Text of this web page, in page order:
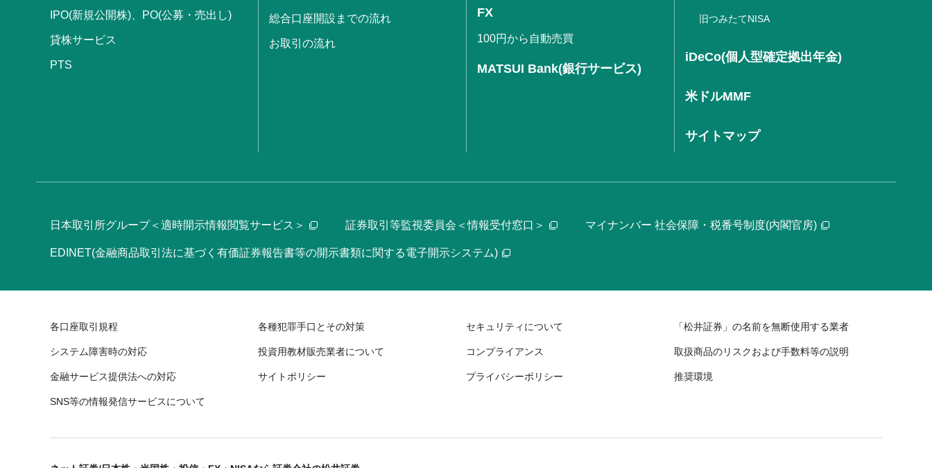
IPO(新規公開株)、PO(公募・売出し)
貸株サービス
PTS
総合口座開設までの流れ
お取引の流れ
FX
100円から自動売買
MATSUI Bank(銀行サービス)
旧つみたてNISA
iDeCo(個人型確定拠出年金)
米ドルMMF
サイトマップ
日本取引所グループ＜適時開示情報閲覧サービス＞ 証券取引等監視委員会＜情報受付窓口＞ マイナンバー 社会保障・税番号制度(内閣官房)
EDINET(金融商品取引法に基づく有価証券報告書等の開示書類に関する電子開示システム)
各口座取引規程 各種犯罪手口とその対策 セキュリティについて 「松井証券」の名前を無断使用する業者
システム障害時の対応 投資用教材販売業者について コンプライアンス 取扱商品のリスクおよび手数料等の説明
金融サービス提供法への対応 サイトポリシー プライバシーポリシー 推奨環境
SNS等の情報発信サービスについて